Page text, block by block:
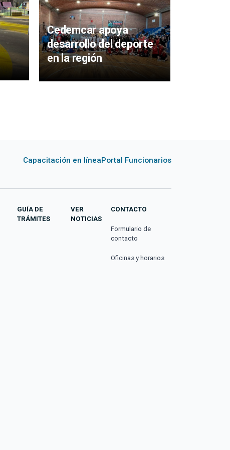
Cedemcar apoya
desarrollo del deporte
en la región
Capacitación en líneaPortal Funcionarios
GUÍA DE
TRÁMITES
VER
NOTICIAS
CONTACTO
Formulario de
contacto
Oficinas y horarios